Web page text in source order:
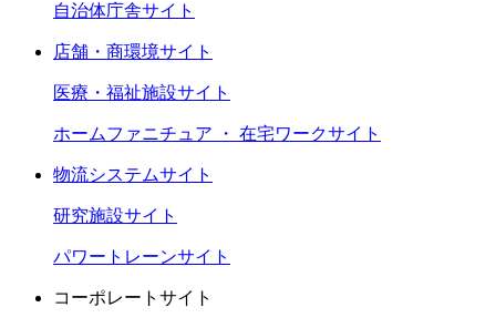
自治体庁舎サイト
店舗・商環境サイト
医療・福祉施設サイト
ホームファニチュア ・ 在宅ワークサイト
物流システムサイト
研究施設サイト
パワートレーンサイト
コーポレートサイト